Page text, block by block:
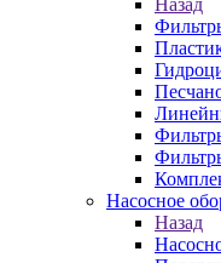
Назад
Насосное
Назад